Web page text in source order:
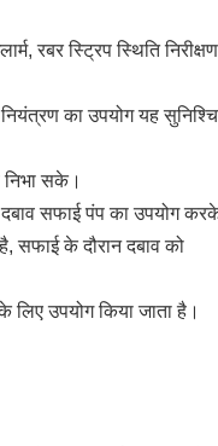
रबर स्ट्रिप स्थिति निरीक्षण
नियंत्रण का उपयोग यह
सके।
सफाई पंप का उपयोग
सफाई के दौरान दबाव को
लिए उपयोग किया जाता है।